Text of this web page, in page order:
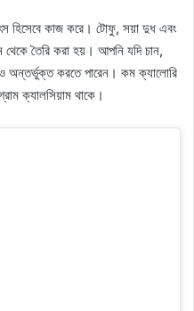
হিসেবে কাজ করে। টোফু, সয়া দুধ এবং
তৈরি করা হয়। আপনি যদি চান,
অন্তর্ভুক্ত করতে পারেন। কম ক্যালোরি
ক্যালসিয়াম থাকে।